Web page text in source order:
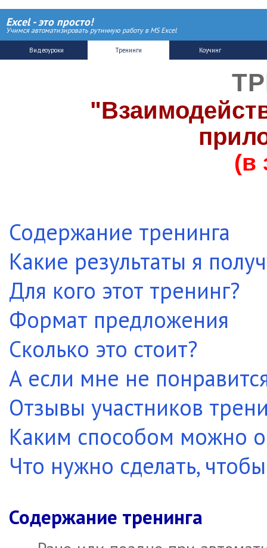
Excel - это просто!
Учимся автоматизировать рутинную работу в MS Excel
(в
Содержание тренинга
Какие результаты я
Для кого этот тренинг?
Формат предложения
Сколько это стоит?
А если мне не
Отзывы участников
Каким способом можно
Что нужно сделать,
Содержание тренинга